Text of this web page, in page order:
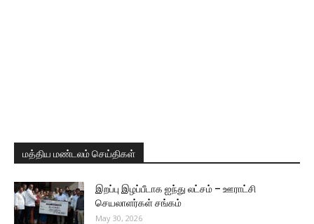
மத்திய மண்டலம் செய்திகள்
இறப்பு இழப்பீடாக ஐந்து லட்சம் – ஊராட்சி
செயலாளர்கள் சங்கம்
May 30, 2026